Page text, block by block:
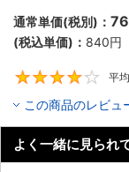
通常単価(税別)：
(税込単価)： 840円
平
この商品のレビュ
よく一緒に見られ